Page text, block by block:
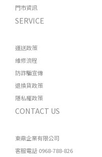
門市資訊
SERVICE
運送政策
維修流程
防詐騙宣傳
退換貨政策
隱私權政策
CONTACT US
東鼎企業有限公司
客服電話 0968-788-826